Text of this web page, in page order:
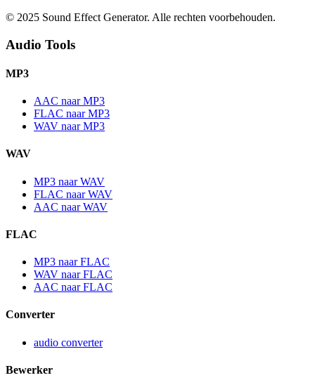
© 2025 Sound Effect Generator. Alle rechten voorbehouden.
Audio Tools
MP3
AAC naar MP3
FLAC naar MP3
WAV naar MP3
WAV
MP3 naar WAV
FLAC naar WAV
AAC naar WAV
FLAC
MP3 naar FLAC
WAV naar FLAC
AAC naar FLAC
Converter
audio converter
Bewerker